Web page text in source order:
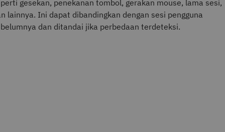
gesekan, penekanan tombol, gerakan mouse, lama sesi,
lainnya. Ini dapat dibandingkan dengan sesi pengguna
dan ditandai jika perbedaan terdeteksi.